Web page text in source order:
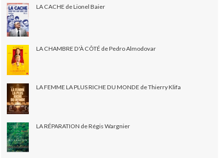
LA CACHE de Lionel Baier
LA CHAMBRE D'À CÔTÉ de Pedro Almodovar
LA FEMME LA PLUS RICHE DU MONDE de Thierry Klifa
LA RÉPARATION de Régis Wargnier